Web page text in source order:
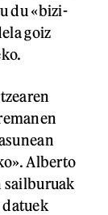
du «bizi-
goiz
Alberto
sailburuak